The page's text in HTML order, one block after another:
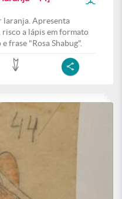
laranja. Apresenta
a lápis em formato
frase "Rosa Shabug".